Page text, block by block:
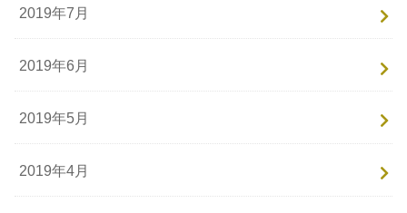
2019年7月
2019年6月
2019年5月
2019年4月